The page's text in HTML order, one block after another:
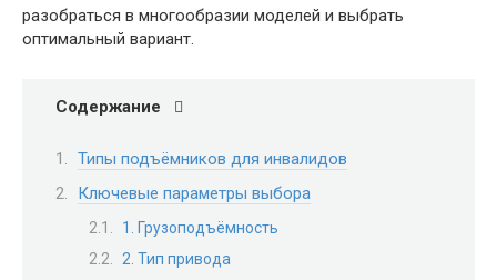
разобраться в многообразии моделей и выбрать
оптимальный вариант.
Содержание
Типы подъёмников для инвалидов
Ключевые параметры выбора
1. Грузоподъёмность
2. Тип привода